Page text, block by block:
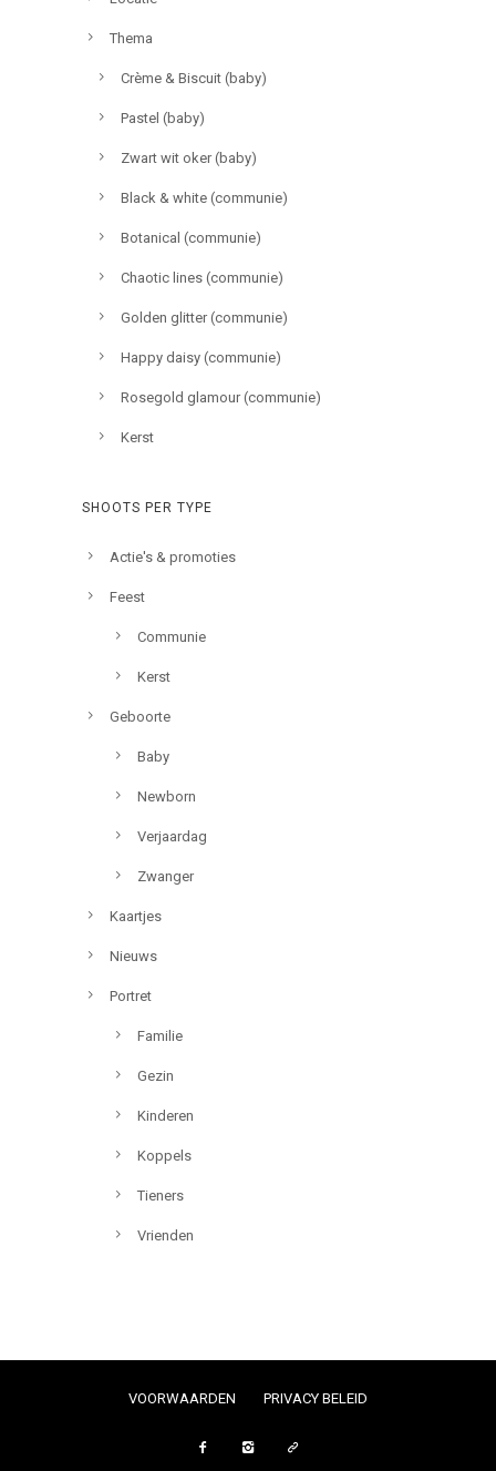
Thema
Crème & Biscuit (baby)
Pastel (baby)
Zwart wit oker (baby)
Black & white (communie)
Botanical (communie)
Chaotic lines (communie)
Golden glitter (communie)
Happy daisy (communie)
Rosegold glamour (communie)
Kerst
SHOOTS PER TYPE
Actie's & promoties
Feest
Communie
Kerst
Geboorte
Baby
Newborn
Verjaardag
Zwanger
Kaartjes
Nieuws
Portret
Familie
Gezin
Kinderen
Koppels
Tieners
Vrienden
VOORWAARDEN PRIVACY BELEID